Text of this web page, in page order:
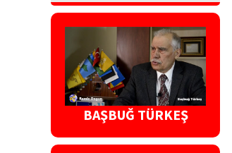
BAŞBUĞ TÜRKEŞ